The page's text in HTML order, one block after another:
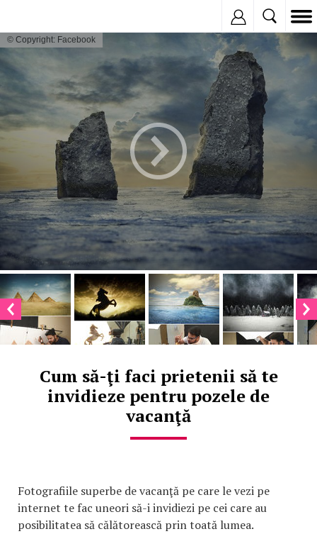
© Copyright: Facebook
Cum să-ţi faci prietenii să te
invidieze pentru pozele de
vacanţă
Fotografiile superbe de vacanţă pe care le vezi pe
internet te fac uneori să-i invidiezi pe cei care au
posibilitatea să călătorească prin toată lumea.